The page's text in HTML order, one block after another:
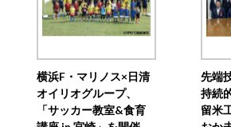
横浜F・マリノス×日清
オイリオグループ、
「サッカー教室&食育
先端
持続
留米